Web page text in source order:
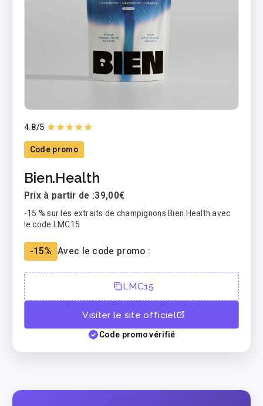
4.8/5
Code promo
Bien.Health
Prix à partir de :39,00€
-15 % sur les extraits de champignons Bien.Health avec
le code LMC15
-15% Avec le code promo :
LMC15
Visiter le site officiel
Code promo vérifié